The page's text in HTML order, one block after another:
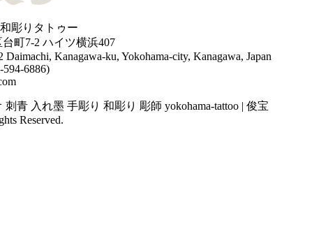
彫りタトゥー
町7-2 ハイツ横浜407
Daimachi, Kanagawa-ku, Yokohama-city, Kanagawa, Japan
594-6886)
青 入れ墨 手彫り 和彫り 彫師 yokohama-tattoo | 俊宝
Reserved.